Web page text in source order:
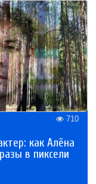
710
как Алёна
в пиксели